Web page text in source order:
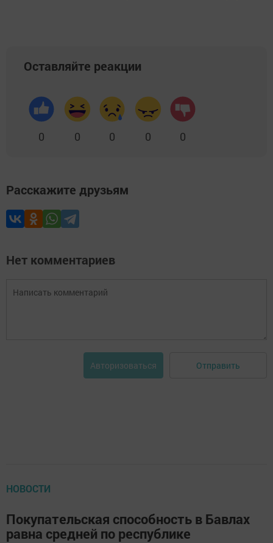
Оставляйте реакции
0 0 0 0 0
Расскажите друзьям
Нет комментариев
Авторизоваться Отправить
НОВОСТИ
Покупательская способность в Бавлах
равна средней по республике